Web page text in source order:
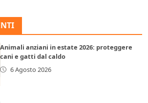
Animali anziani in estate 2026: proteggere
cani e gatti dal caldo
6 Agosto 2026